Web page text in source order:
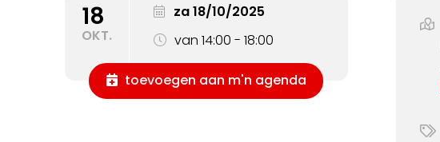
18
OKT.
za 18/10/2025
van 14:00 - 18:00
toevoegen aan m'n agenda